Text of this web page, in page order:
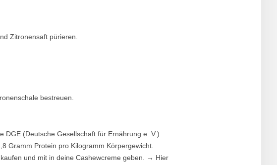
Zitronensaft pürieren.
bestreuen.
DGE (Deutsche Gesellschaft für Ernährung e. V.)
Gramm Protein pro Kilogramm Körpergewicht.
und mit in deine Cashewcreme geben. → Hier